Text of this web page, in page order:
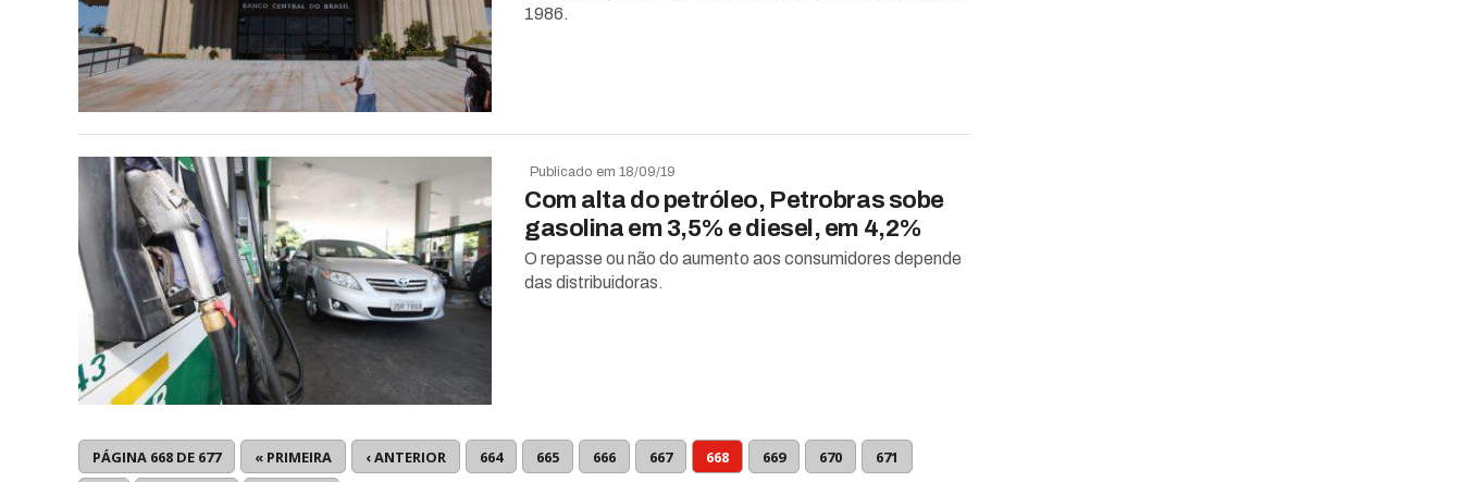
1986.
Publicado em 18/09/19
Com alta do petróleo, Petrobras sobe
gasolina em 3,5% e diesel, em 4,2%
O repasse ou não do aumento aos consumidores depende
das distribuidoras.
PÁGINA 668 DE 677 « PRIMEIRA ‹ ANTERIOR 664 665 666 667 668 669 670
671